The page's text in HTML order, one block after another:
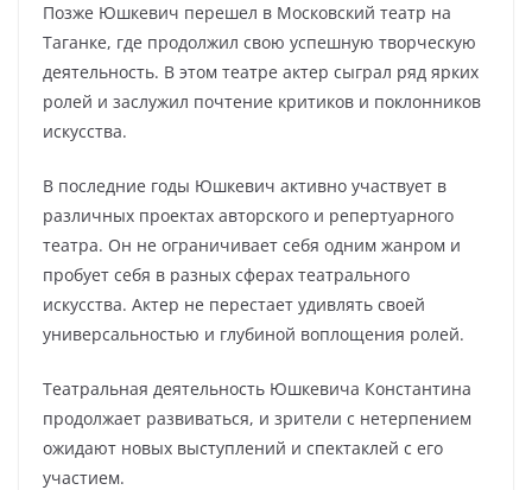
Позже Юшкевич перешел в Московский театр на
Таганке, где продолжил свою успешную творческую
деятельность. В этом театре актер сыграл ряд ярких
ролей и заслужил почтение критиков и поклонников
искусства.
В последние годы Юшкевич активно участвует в
различных проектах авторского и репертуарного
театра. Он не ограничивает себя одним жанром и
пробует себя в разных сферах театрального
искусства. Актер не перестает удивлять своей
универсальностью и глубиной воплощения ролей.
Театральная деятельность Юшкевича Константина
продолжает развиваться, и зрители с нетерпением
ожидают новых выступлений и спектаклей с его
участием.